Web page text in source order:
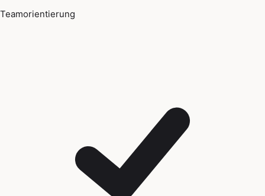
Teamorientierung